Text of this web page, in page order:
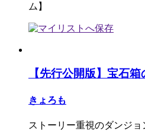
ム】
【先行公開版】宝石
きょろも
ストーリー重視のダンジョ